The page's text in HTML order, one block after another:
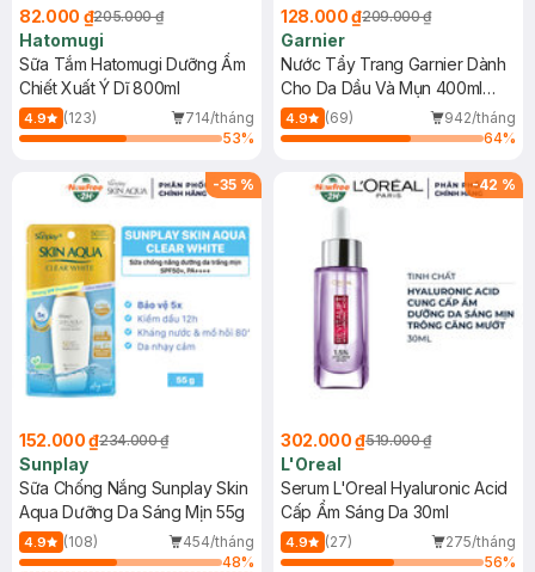
82.000 ₫205.000 ₫
Hatomugi
Sữa Tắm Hatomugi Dưỡng Ẩm
Chiết Xuất Ý Dĩ 800ml
4.9 (123)
714/tháng
53%
128.000 ₫209.000 ₫
Garnier
Nước Tẩy Trang Garnier Dành
Cho Da Dầu Và Mụn 400ml
(Mới)
4.9 (69)
942/tháng
64%
-35 %
152.000 ₫234.000 ₫
Sunplay
Sữa Chống Nắng Sunplay Skin
Aqua Dưỡng Da Sáng Mịn 55g
4.9 (108)
454/tháng
48%
-42 %
302.000 ₫519.000 ₫
L'Oreal
Serum L'Oreal Hyaluronic Acid
Cấp Ẩm Sáng Da 30ml
4.9 (27)
275/tháng
56%